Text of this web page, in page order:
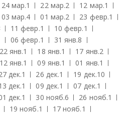
24 мар.1 22 мар.2 12 мар.1
03 мар.4 01 мар.2 23 февр.1
11 февр.1 10 февр.1
06 февр.1 31 янв.8
22 янв.1 18 янв.1 17 янв.2
12 янв.1 09 янв.1 01 янв.1
дек.1 26 дек.1 19 дек.10
дек.1 09 дек.1 07 дек.1
дек.1 30 нояб.6 26 нояб.1
19 нояб.1 17 нояб.1